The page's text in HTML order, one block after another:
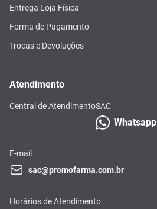
Entrega Loja Física
Forma de Pagamento
Trocas e Devoluções
Atendimento
Central de AtendimentoSAC
Whatsapp
E-mail
sac@promofarma.com.br
Horários de Atendimento